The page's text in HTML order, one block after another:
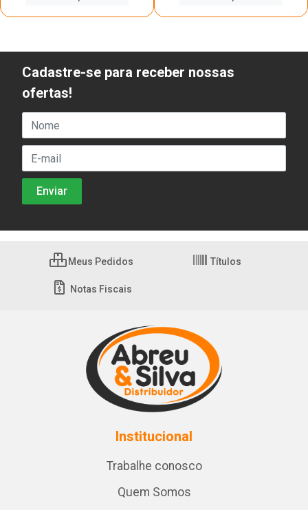
Cadastre-se para receber nossas
ofertas!
Meus Pedidos Títulos
Notas Fiscais
Institucional
Trabalhe conosco
Quem Somos